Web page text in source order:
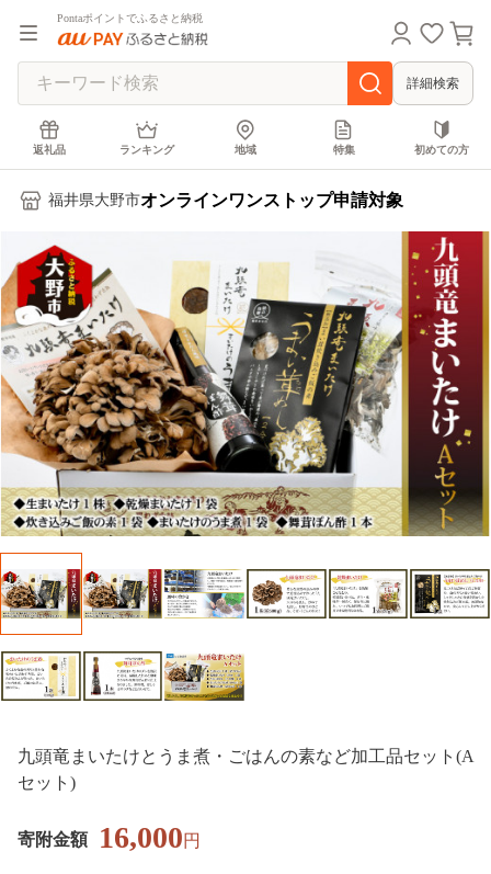
Pontaポイントでふるさと納税
詳細検索
返礼品 ランキング 地域 特集 初めての方
福井県大野市オンラインワンストップ申請対象
九頭竜まいたけとうま煮・ごはんの素など加工品セット(A
セット)
寄附金額 16,000円